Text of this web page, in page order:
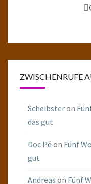
ZWISCHENRUFE
Scheibsteron
das gut
Doc Pé on Fünf
gut
Andreas on Fünf